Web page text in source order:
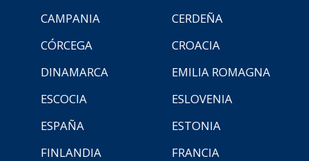
CAMPANIA
CERDEÑA
CÓRCEGA
CROACIA
DINAMARCA
EMILIA ROMAGNA
ESCOCIA
ESLOVENIA
ESPAÑA
ESTONIA
FINLANDIA
FRANCIA